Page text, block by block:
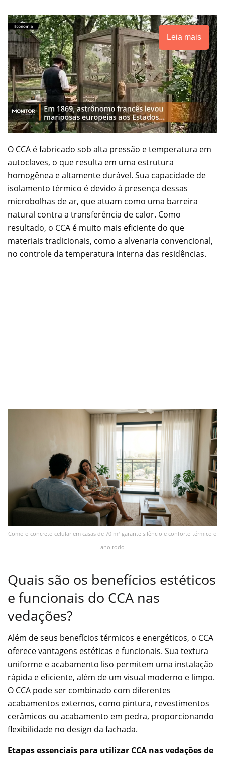
Leia mais
O CCA é fabricado sob alta pressão e temperatura em
autoclaves, o que resulta em uma estrutura
homogênea e altamente durável. Sua capacidade de
isolamento térmico é devido à presença dessas
microbolhas de ar, que atuam como uma barreira
natural contra a transferência de calor. Como
resultado, o CCA é muito mais eficiente do que
materiais tradicionais, como a alvenaria convencional,
no controle da temperatura interna das residências.
Como o concreto celular em casas de 70 m² garante silêncio e conforto térmico o
ano todo
Quais são os benefícios estéticos
e funcionais do CCA nas
vedações?
Além de seus benefícios térmicos e energéticos, o CCA
oferece vantagens estéticas e funcionais. Sua textura
uniforme e acabamento liso permitem uma instalação
rápida e eficiente, além de um visual moderno e limpo.
O CCA pode ser combinado com diferentes
acabamentos externos, como pintura, revestimentos
cerâmicos ou acabamento em pedra, proporcionando
flexibilidade no design da fachada.
Etapas essenciais para utilizar CCA nas vedações de